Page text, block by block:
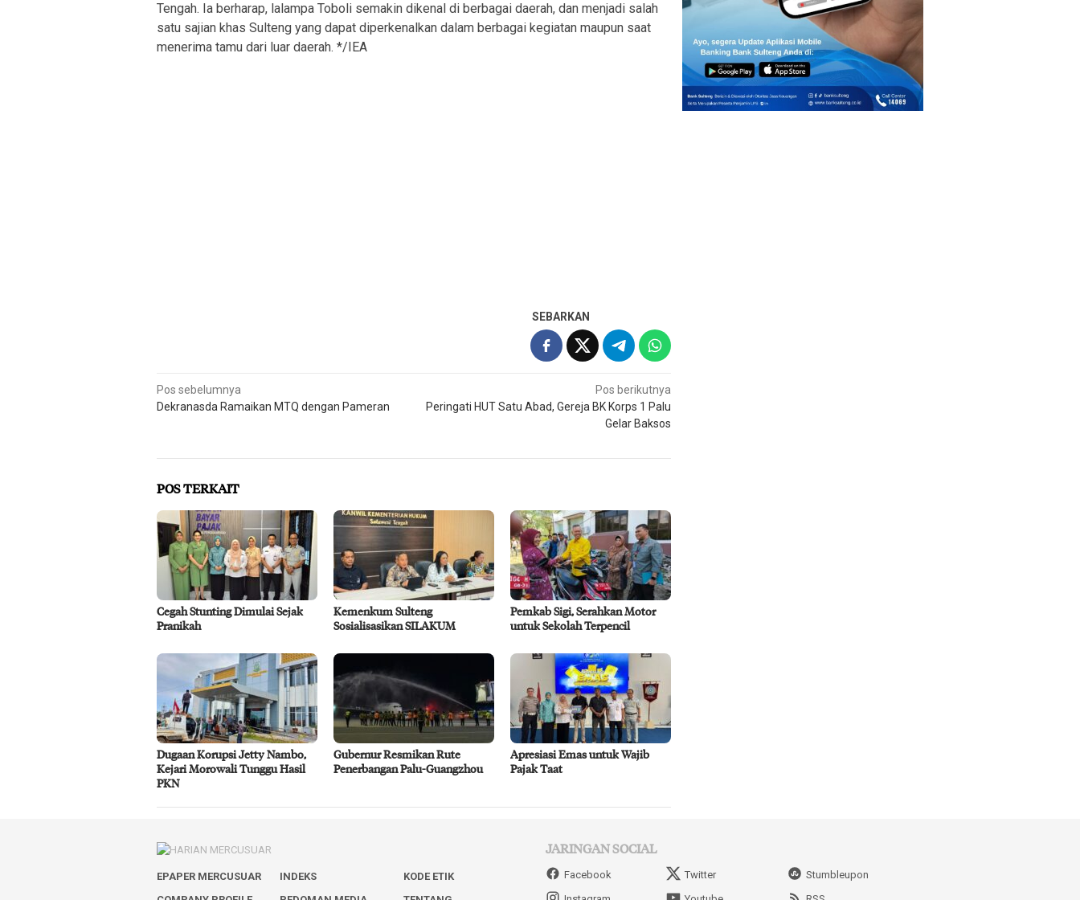
Tengah. Ia berharap, lalampa Toboli semakin dikenal di berbagai daerah, dan menjadi salah
satu sajian khas Sulteng yang dapat diperkenalkan dalam berbagai kegiatan maupun saat
menerima tamu dari luar daerah. */IEA
SEBARKAN
Navigasi
pos
Pos sebelumnya
Dekranasda Ramaikan MTQ dengan Pameran
Pos berikutnya
Peringati HUT Satu Abad, Gereja BK Korps 1 Palu
Gelar Baksos
POS TERKAIT
Cegah Stunting Dimulai Sejak
Pranikah
Kemenkum Sulteng
Sosialisasikan SILAKUM
Pemkab Sigi, Serahkan Motor
untuk Sekolah Terpencil
Dugaan Korupsi Jetty Nambo,
Kejari Morowali Tunggu Hasil
PKN
Gubernur Resmikan Rute
Penerbangan Palu-Guangzhou
Apresiasi Emas untuk Wajib
Pajak Taat
EPAPER MERCUSUAR INDEKS
KODE ETIK
JARINGAN SOCIAL
Facebook Twitter
Stumbleupon